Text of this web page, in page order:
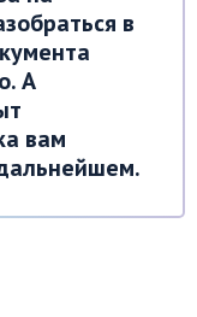
в
А
вам